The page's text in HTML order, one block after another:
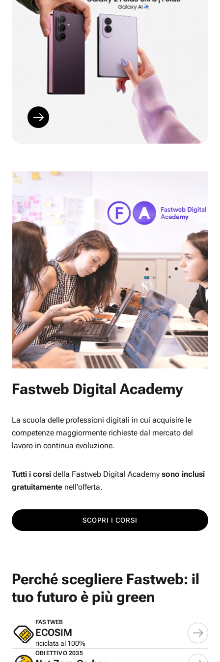
Fastweb Digital Academy
La scuola delle professioni digitali in cui acquisire le
competenze maggiormente richieste dal mercato del
lavoro in continua evoluzione.
Tutti i corsi della Fastweb Digital Academy sono inclusi
gratuitamente nell'offerta.
SCOPRI I CORSI
Perché scegliere Fastweb: il
tuo futuro è più green
FASTWEB
ECOSIM
riciclata al 100%
OBIETTIVO 2035